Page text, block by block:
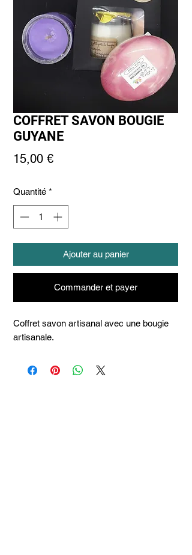
COFFRET SAVON BOUGIE
GUYANE
15,00 €Prix
Quantité *
Ajouter au panier
Commander et payer
Coffret savon artisanal avec une bougie
artisanale.